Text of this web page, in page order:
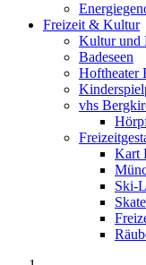
Freizeit & Kultur
Kultur und
Badeseen
Hoftheater
vhs
Kart
Ski-